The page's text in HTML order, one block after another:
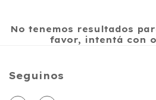
No tenemos resultados
favor, intentá con
Seguinos